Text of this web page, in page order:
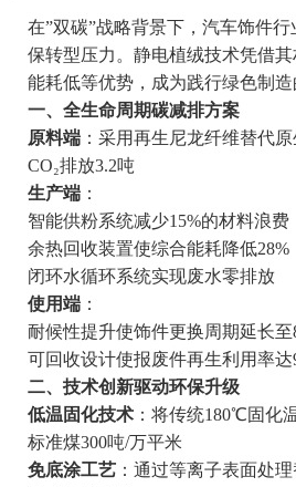
在”双碳”战略背景下，汽车饰件
保转型压力。静电植绒技术凭借
能耗低等优势，成为践行绿色制造
一、全生命周期碳减排方案
原料端：采用再生尼龙纤维替代
CO₂排放3.2吨
生产端：
智能供粉系统减少15%的材料浪费
余热回收装置使综合能耗降低28%
闭环水循环系统实现废水零排放
使用端：
耐候性提升使饰件更换周期延长至
可回收设计使报废件再生利用率达
二、技术创新驱动环保升级
低温固化技术：将传统180℃固化
标准煤300吨/万平米
免底涂工艺：通过等离子表面处